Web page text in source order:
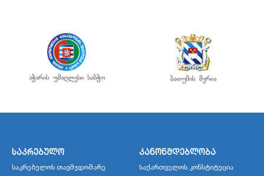
საკრებულო
საკრებულოს თავმჯდომარე
კანონმდებლობა
საქართველოს კონსტიტუცია